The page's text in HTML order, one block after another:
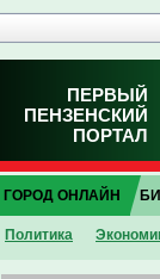
ПЕРВЫЙ
ПЕНЗЕНСКИЙ
ПОРТАЛ
ГОРОД ОНЛАЙН
Политика